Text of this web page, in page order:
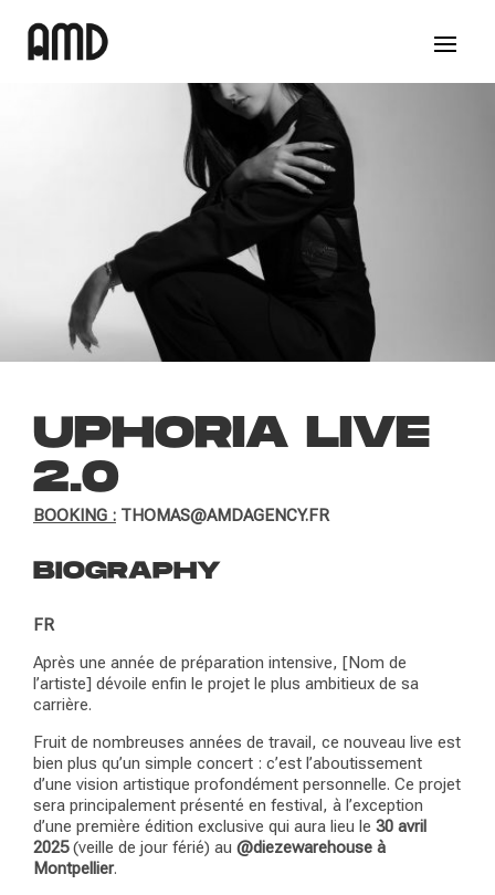
UPHORIA LIVE
2.0
BOOKING : THOMAS@AMDAGENCY.FR
BIOGRAPHY
FR
Après une année de préparation intensive, [Nom de
l’artiste] dévoile enfin le projet le plus ambitieux de sa
carrière.
Fruit de nombreuses années de travail, ce nouveau live est
bien plus qu’un simple concert : c’est l’aboutissement
d’une vision artistique profondément personnelle. Ce projet
sera principalement présenté en festival, à l’exception
d’une première édition exclusive qui aura lieu le 30 avril
2025 (veille de jour férié) au @diezewarehouse à
Montpellier.